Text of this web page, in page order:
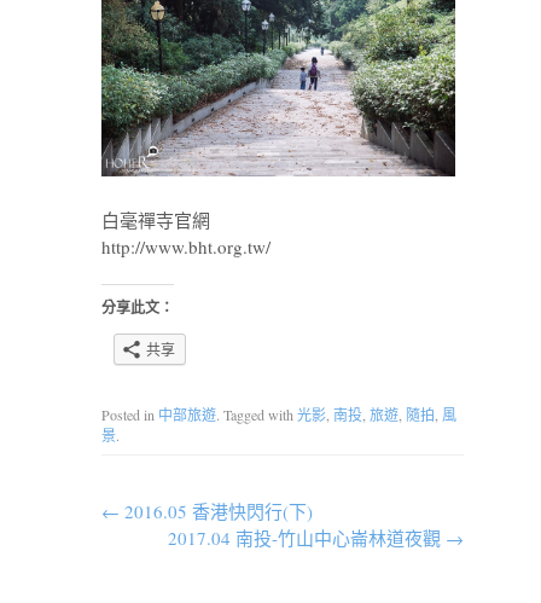
白毫禪寺官網
http://www.bht.org.tw/
分享此文：
共享
Posted in 中部旅遊. Tagged with 光影 南投 旅遊 隨拍 風
景.
← 2016.05 香港快閃行(下)
2017.04 南投-竹山中心崙林道夜觀 →